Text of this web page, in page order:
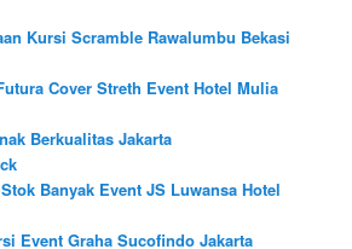
Kursi Scramble Rawalumbu Bekasi
Cover Streth Event Hotel Mulia
Berkualitas Jakarta
Banyak Event JS Luwansa Hotel
Event Graha Sucofindo Jakarta